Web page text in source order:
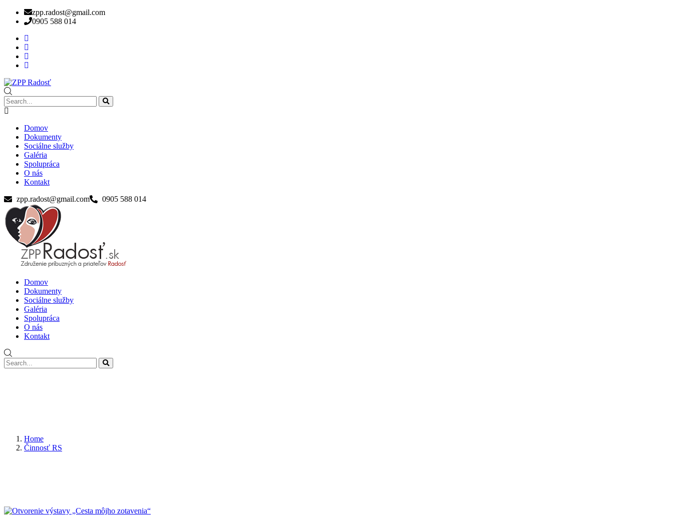
zpp.radost@gmail.com
0905 588 014
Domov
Dokumenty
Sociálne služby
Galéria
Spolupráca
O nás
Kontakt
zpp.radost@gmail.com
0905 588 014
Domov
Dokumenty
Sociálne služby
Galéria
Spolupráca
O nás
Kontakt
Home
Činnosť RS